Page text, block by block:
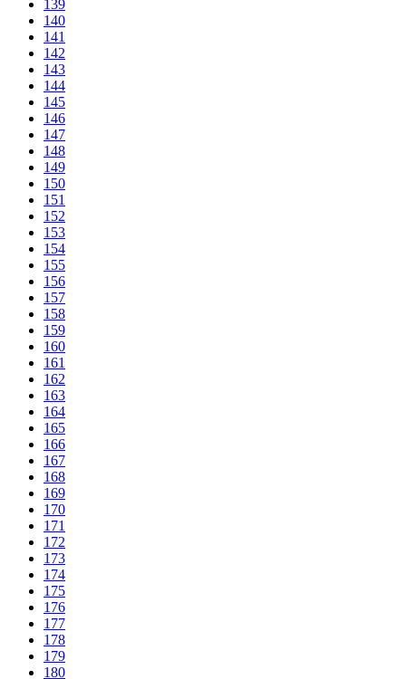
139
140
141
142
143
144
145
146
147
148
149
150
151
152
153
154
155
156
157
158
159
160
161
162
163
164
165
166
167
168
169
170
171
172
173
174
175
176
177
178
179
180